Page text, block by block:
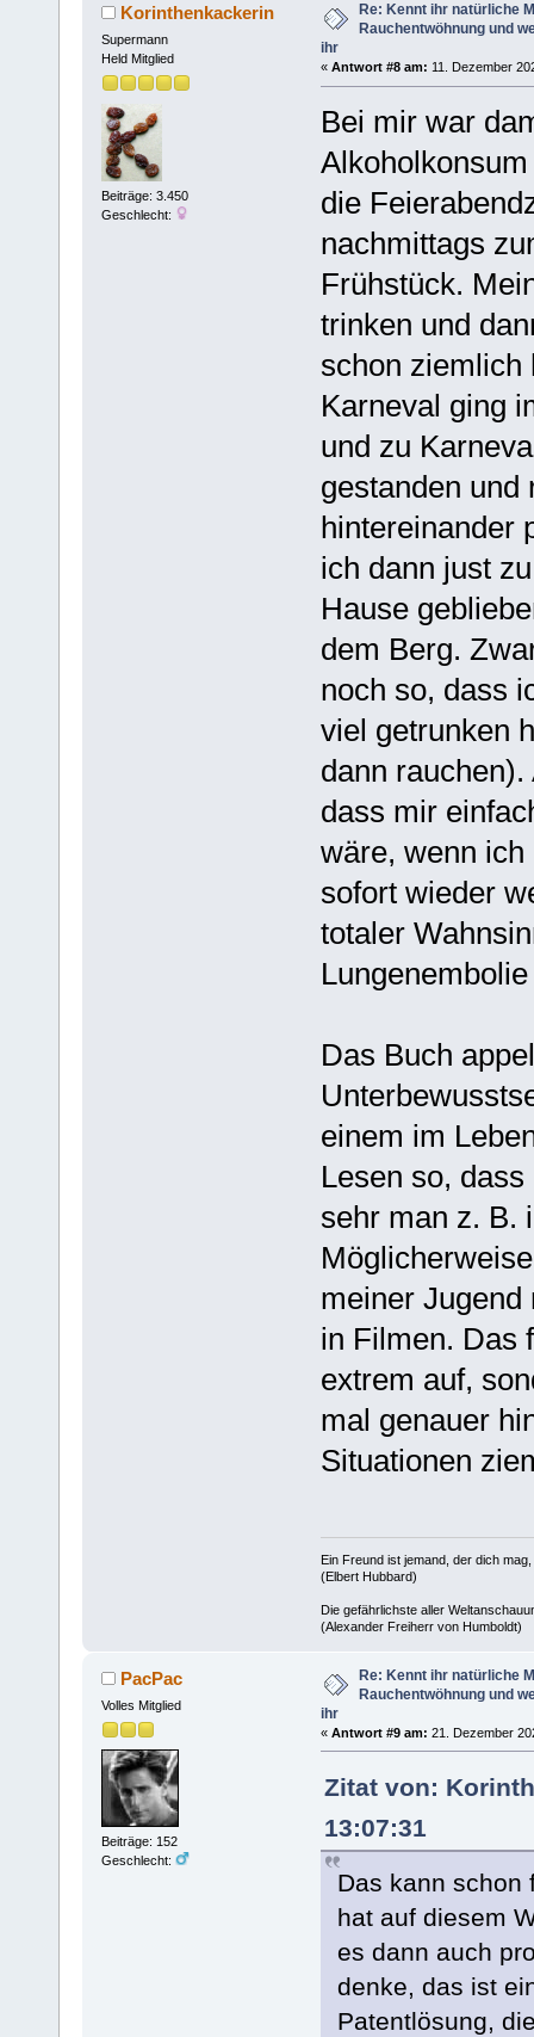
Korinthenkackerin
Supermann
Held Mitglied
Beiträge: 3.450
Geschlecht:
Re: Kennt ihr natürliche
Rauchentwöhnung und
ihr
« Antwort #8 am: 11. Dezember
Bei mir war
die
nachmittags
Frühstück.
trinken und
schon ziemlich
Karneval ging
und zu
gestanden
ich dann just
Hause
dem Berg.
noch so, dass
viel getrunken
dann
dass mir
wäre, wenn
sofort wieder
totaler
Das Buch
einem im
Lesen so,
sehr man z. B.
meiner
in Filmen. Das
extrem auf,
mal genauer
Situationen
Ein Freund ist jemand, der dich
(Elbert Hubbard)
Die gefährlichste aller
(Alexander Freiherr von Humboldt)
PacPac
Volles Mitglied
Beiträge: 152
Geschlecht:
Re: Kennt ihr natürliche
Rauchentwöhnung und
ihr
« Antwort #9 am: 21. Dezember
Zitat von:
13:07:31
Das kann schon
hat auf diesem
es dann auch
denke, das ist
Patentlösung,